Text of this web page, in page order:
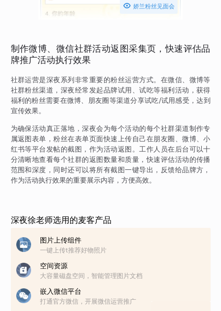
 娇兰粉丝见面会
制作微博、微信社群活动返图采集页，快速评估品
牌推广活动执行效果
社群运营是深夜系列非常重要的粉丝运营方式。在微信、微博等
社群粉丝渠道，深夜经常发起品牌试用、试吃等福利活动，获得
福利的粉丝需要在微博、朋友圈等渠道分享试吃/试用感受，达到
宣传效果。
为确保活动真正落地，深夜会为每个活动的每个社群渠道制作专
属返图表单，粉丝在表单页面快速上传自己在朋友圈、微博、小
红书等平台发帖的截图，作为活动返图。工作人员在后台可以十
分清晰地查看每个社群的返图数量和质量，快速评估活动的传播
范围和深度，同时还可以将所有截图一键导出，反馈给品牌方，
作为活动执行效果的重要展示内容，方便高效。
深夜徐老师选用的麦客产品
图片上传组件
一键上传t推荐好物照片
空间资源
大容量磁盘空间，智能管理图片文档
嵌入微信平台
打通官方微信，开展微信运营推广